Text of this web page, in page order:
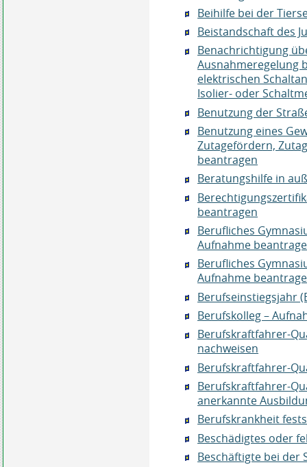
Beihilfe bei der
Beistandschaft des
Benachrichtigung
Ausnahmeregelung
elektrischen
Isolier- oder
Benutzung der
Benutzung eines
Zutagefördern,
beantragen
Beratungshilfe in
beantragen
Berufliches
Aufnahme
Berufliches
Aufnahme
Berufseinstiegsjahr
Berufskolleg –
Berufskraftfahrer-
nachweisen
Berufskraftfahrer-
Berufskraftfahrer-
anerkannte
Berufskrankheit
Beschädigtes oder
Beschäftigte bei der